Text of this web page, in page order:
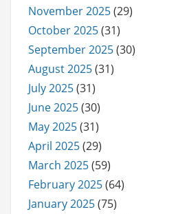
November 2025(29)
October 2025(31)
September 2025(30)
August 2025(31)
July 2025(31)
June 2025(30)
May 2025(31)
April 2025(29)
March 2025(59)
February 2025(64)
January 2025(75)